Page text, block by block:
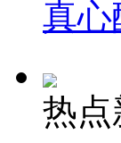
真心
热点